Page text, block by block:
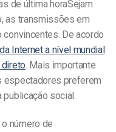
de última horaSejam
as transmissões em
De acordo
Internet a nível mundial
. Mais importante
espectadores preferem
publicação social.
número de